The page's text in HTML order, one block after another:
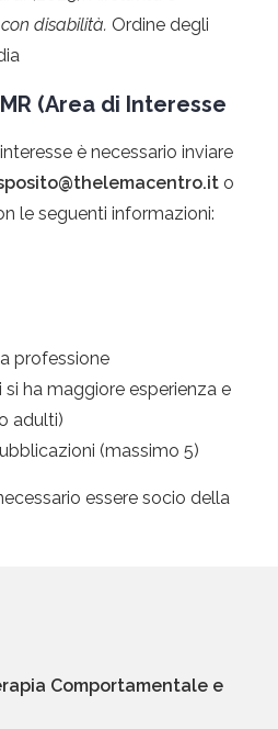
disabilità. Ordine degli
(Area di Interesse
è necessario inviare
o
le seguenti informazioni:
professione
si ha maggiore esperienza e
adulti)
(massimo 5)
essere socio della
Comportamentale e